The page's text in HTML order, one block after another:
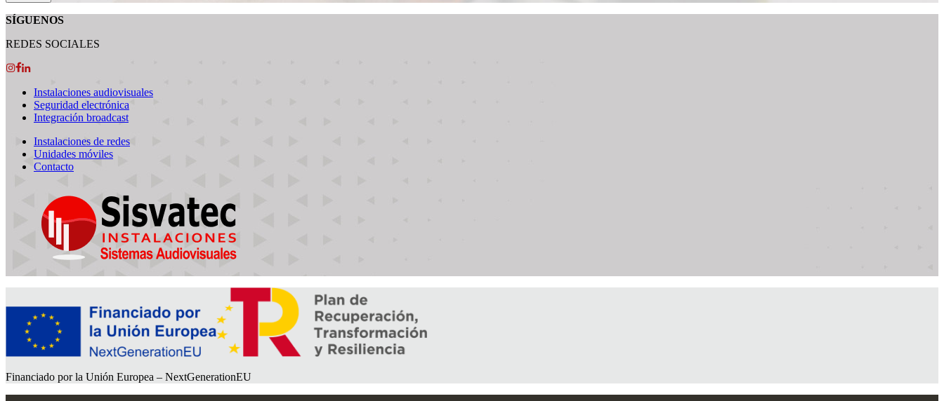
SÍGUENOS
REDES SOCIALES
Instalaciones audiovisuales
Seguridad electrónica
Integración broadcast
Instalaciones de redes
Unidades móviles
Contacto
Financiado por la Unión Europea – NextGenerationEU